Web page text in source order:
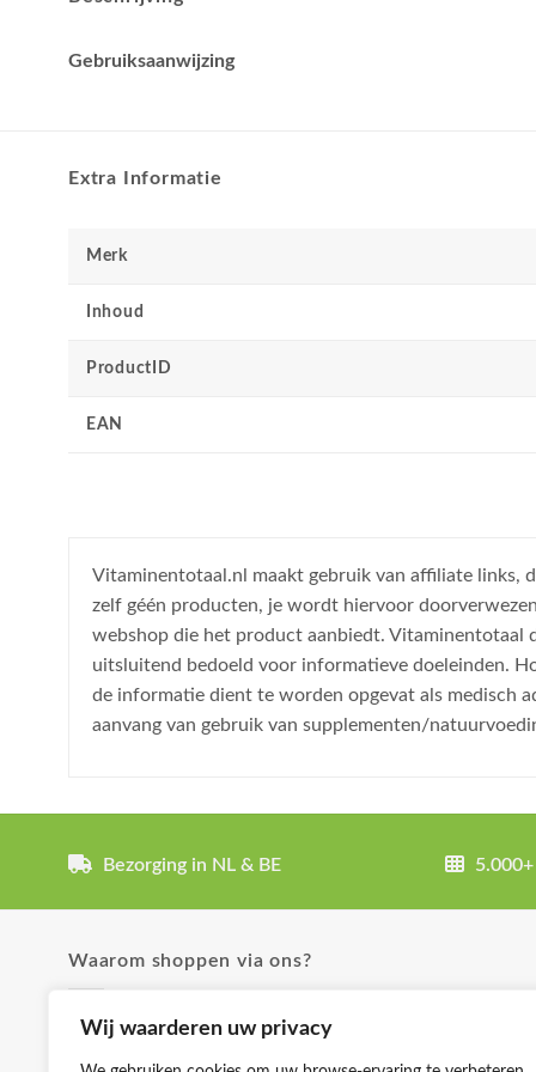
Wij waarderen uw privacy
Gebruiksaanwijzing
Extra Informatie
Merk
Inhoud
ProductID
EAN
Vitaminentotaal.nl maakt gebruik van affiliate links,
zelf géén producten, je wordt hiervoor
webshop die het product aanbiedt. Vitaminentotaal
uitsluitend bedoeld voor informatieve doeleinden.
de informatie dient te worden opgevat als medisch
aanvang van gebruik van supplementen/
Bezorging in NL & BE
Waarom shoppen via ons?
✓ Uitgebreide product omschrijvingen